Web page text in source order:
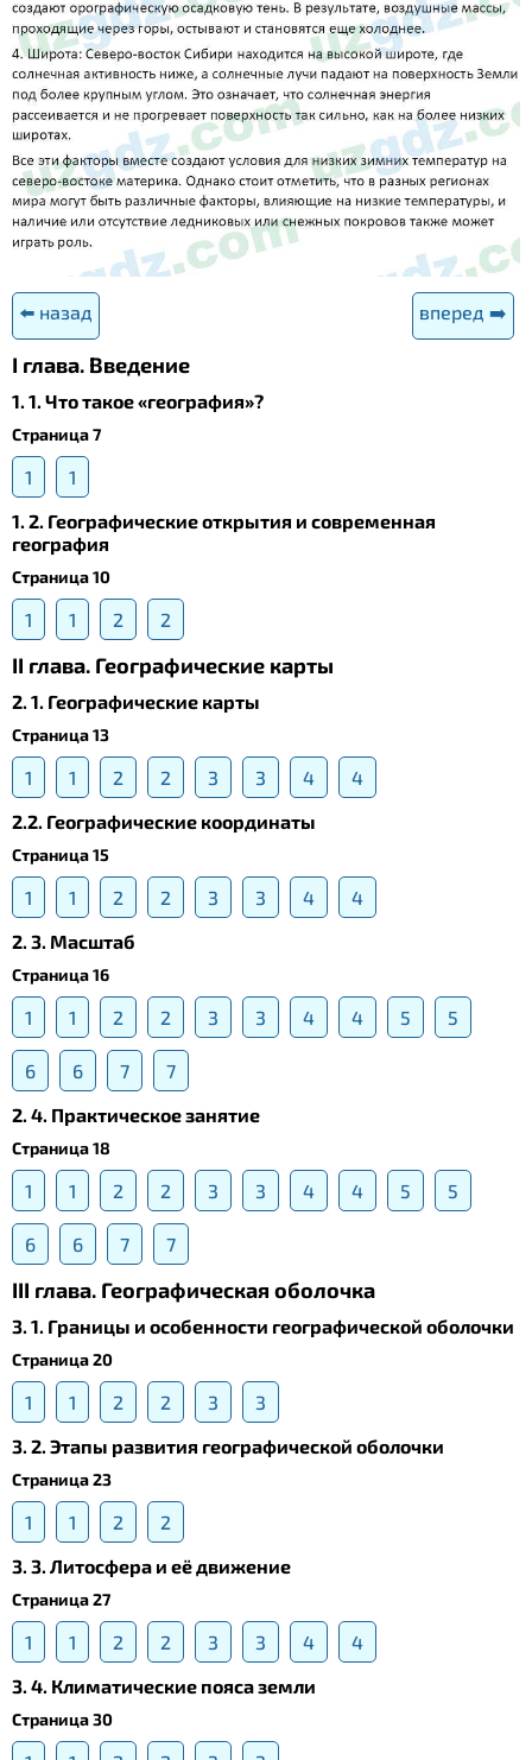
⬅️ назад вперед ➡️
І глава. Введение
1. 1. Что такое «география»?
Страница 7
1
1
1. 2. Географические открытия и современная
география
Страница 10
1 1 2 2
II глава. Географические карты
2. 1. Географические карты
Страница 13
1 1 2 2 3 3 4
4
2.2. Географические координаты
Страница 15
1 1 2 2 3 3 4
4
2. 3. Масштаб
Страница 16
1 1 2 2 3 3 4 4 5 5
6 6 7
7
2. 4. Практическое занятие
Страница 18
1 1 2 2 3 3 4 4 5 5
6 6 7 7
III глава. Географическая оболочка
3. 1. Границы и особенности географической оболочки
Страница 20
1 1 2 2 3
3
3. 2. Этапы развития географической оболочки
Страница 23
1 1 2
2
3. 3. Литосфера и её движение
Страница 27
1 1 2 2 3 3 4
4
3. 4. Климатические пояса земли
Страница 30